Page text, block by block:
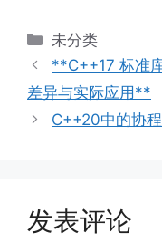
分
类
未分类
**C++17 标准
差异与实际应用**
C++20中的协
发表评论